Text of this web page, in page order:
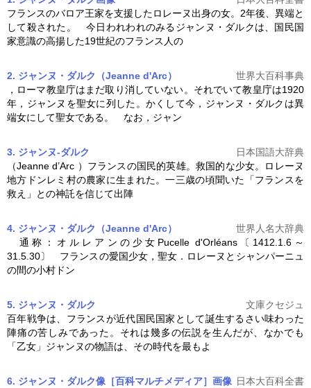
フランスのバロア王家を支援したロレーヌ出身の女。2年後、異端と
して殺された。 今日われわれのみるジャンヌ・ダルクは、国民国
家意識の高揚した19世紀のフランス人の
2. ジャンヌ・ダルク（Jeanne d'Arc）
世界大百科事典
，ローマ教皇庁はまだ取り消していない。それでいて教皇庁は1920
年，ジャンヌを聖女に列した。かくして今， ジャンヌ・ダルク は異
端女にして聖女である。 なお，ジャン
3. ジャンヌ‐ダルク
日本国語大辞典
（Jeanne d’Arc ）フランスの国民的英雄。救国的な少女。ロレーヌ
地方ドンレミ村の農家に生まれた。一三歳の頃聞いた「フランスを
救え」との神託を信じて出陣
4. ジャンヌ・ダルク（Jeanne d'Arc）
世界人名大辞典
通称：オルレアンの少女Pucelle d'Orléans〔1412.1.6～
31.5.30〕 フランスの愛国少女，聖女．ロレーヌとシャンパーニュ
の間の小村ドン
5. ジャンヌ・ダルク
文庫クセジュ
百年戦争は、フランスが近代国民国家として誕生するさい味わった
陣痛の苦しみであった。それは幾多の伝説を生んだが、なかでも
「乙女」ジャンヌの物語は、その時代を最もよ
6. ジャンヌ・ダルク像［百科マルチメディア］ 画像 日本大百科全書